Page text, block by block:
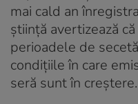
mai cald an
știință avertizează
perioadele de
condițiile în care
seră sunt în creștere.